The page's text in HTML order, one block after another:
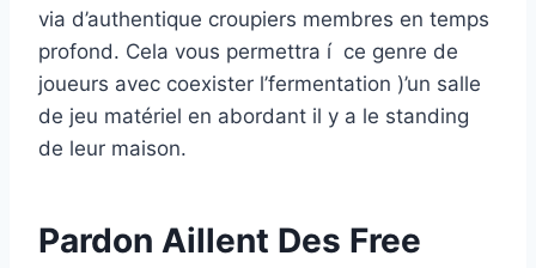
via d’authentique croupiers membres en temps
profond. Cela vous permettra í ce genre de
joueurs avec coexister l’fermentation )’un salle
de jeu matériel en abordant il y a le standing
de leur maison.
Pardon Aillent Des Free